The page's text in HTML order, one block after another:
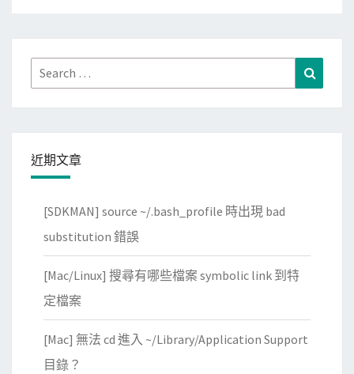
Search
for:
近期文章
[SDKMAN] source ~/.bash_profile 時出現 bad
substitution 錯誤
[Mac/Linux] 搜尋有哪些檔案 symbolic link 到特
定檔案
[Mac] 無法 cd 進入 ~/Library/Application Support
目錄？